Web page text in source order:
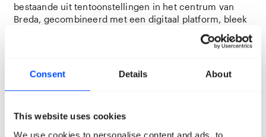
Consent Details About
This website uses cookies
We use cookies to personalise content and ads, to
bestaande uit tentoonstellingen in het centrum van
Breda, gecombineerd met een digitaal platform, bleek
kregen van vrijwilligers, partners en sponsoren,
verwelkomen. Geniet nog eens na met onze
aftermovie!